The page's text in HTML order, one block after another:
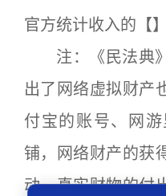
官方统计收入的【
注：《民法典》
出了网络虚拟财产
付宝的账号、网
铺，网络财产的获
动、真实财物的付